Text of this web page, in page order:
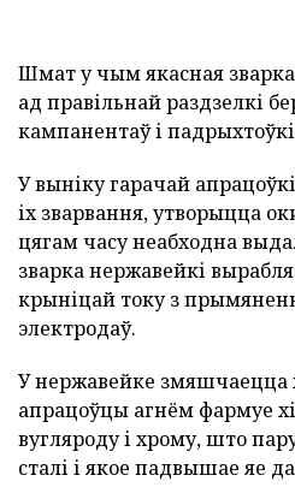
Шмат у чым якасная
ад правільнай раздзелкі
кампанентаў і
У выніку гарачай
іх зварвання, утворыцца
цягам часу неабходна
зварка нержавейкі
крыніцай току з
электродаў.
У нержавейке змяшчаецца
апрацоўцы агнём фармуе
вугляроду і хрому, што
сталі і якое падвышае яе